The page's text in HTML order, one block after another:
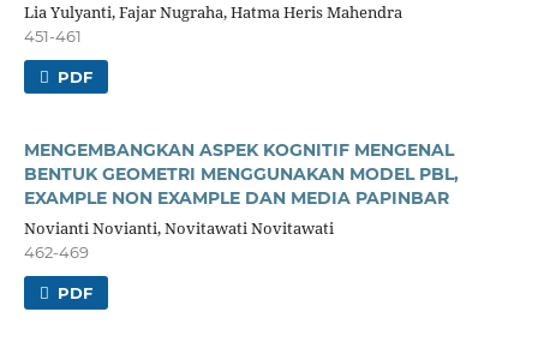
Lia Yulyanti, Fajar Nugraha, Hatma Heris Mahendra
451-461
PDF
MENGEMBANGKAN ASPEK KOGNITIF MENGENAL
BENTUK GEOMETRI MENGGUNAKAN MODEL PBL,
EXAMPLE NON EXAMPLE DAN MEDIA PAPINBAR
Novianti Novianti, Novitawati Novitawati
462-469
PDF